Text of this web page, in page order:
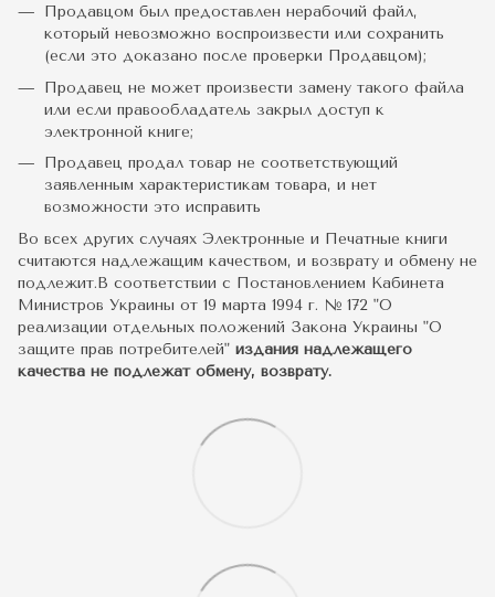
Продавцом был предоставлен нерабочий файл,
который невозможно воспроизвести или сохранить
(если это доказано после проверки Продавцом);
Продавец не может произвести замену такого файла
или если правообладатель закрыл доступ к
электронной книге;
Продавец продал товар не соответствующий
заявленным характеристикам товара, и нет
возможности это исправить
Во всех других случаях Электронные и Печатные книги
считаются надлежащим качеством, и возврату и обмену не
подлежит.В соответствии с Постановлением Кабинета
Министров Украины от 19 марта 1994 г. № 172 "О
реализации отдельных положений Закона Украины "О
защите прав потребителей" издания надлежащего
качества не подлежат обмену, возврату.